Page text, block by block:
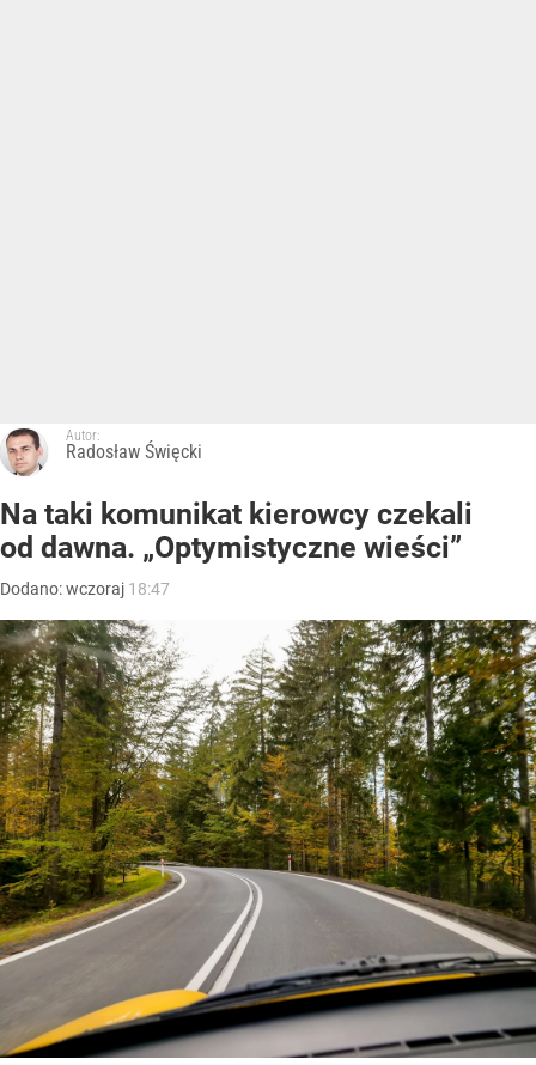
Autor:
Radosław Święcki
Na taki komunikat kierowcy czekali
od dawna. „Optymistyczne wieści”
Dodano:wczoraj 18:47